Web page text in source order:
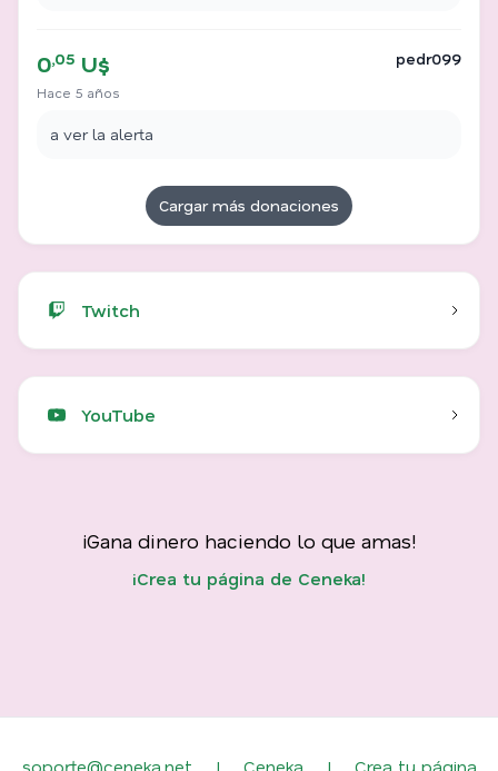
0,05 U$
Hace 5 años
pedr099
a ver la alerta
Cargar más donaciones
Twitch
YouTube
¡Gana dinero haciendo lo que amas!
¡Crea tu página de Ceneka!
soporte@ceneka.net | Ceneka | Crea tu página